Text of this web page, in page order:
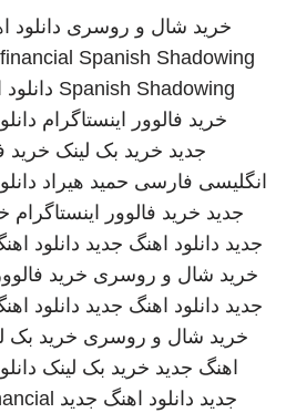
خرید شال و روسری دانلود
Spanish Shadowing
Spanish Shadowing
خرید فالوور اینستاگرام
جدید خرید بک لینک خرید
انگلیسی فارسی حمید هیراد
جدید خرید فالوور اینستاگرام
جدید دانلود اهنگ جدید دانلود
خرید شال و روسری خرید
جدید دانلود اهنگ جدید دانلود
خرید شال و روسری خرید بک
اهنگ جدید خرید بک لینک
جدید دانلود اهنگ جدید